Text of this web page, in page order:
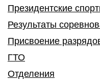
Президентские
Результаты
Присвоение
ГТО
Отделения